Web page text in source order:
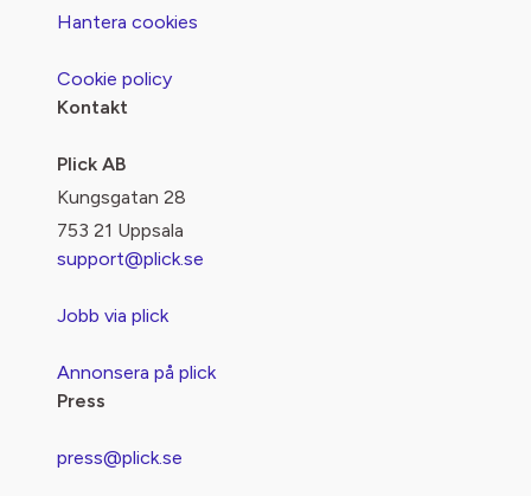
Hantera cookies
Cookie policy
Kontakt
Plick AB
Kungsgatan 28
753 21 Uppsala
support@plick.se
Jobb via plick
Annonsera på plick
Press
press@plick.se